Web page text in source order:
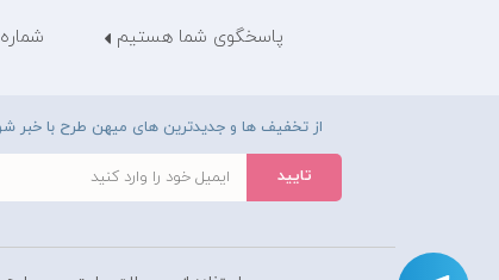
پاسخگوی شما هستیم شماره
از تخفیف ها و جدیدترین های میهن طرح با خبر